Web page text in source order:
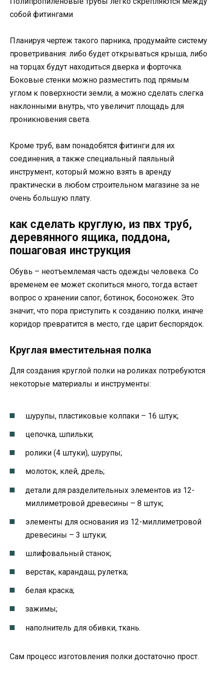
собой фитингами
Планируя чертеж такого парника, продумайте систему
проветривания: либо будет открываться крыша, либо
на торцах будут находиться дверка и форточка.
Боковые стенки можно разместить под прямым
углом к поверхности земли, а можно сделать слегка
наклонными внутрь, что увеличит площадь для
проникновения света.
Кроме труб, вам понадобятся фитинги для их
соединения, а также специальный паяльный
инструмент, который можно взять в аренду
практически в любом строительном магазине за не
очень большую плату.
как сделать круглую, из пвх труб,
деревянного ящика, поддона,
пошаговая инструкция
Обувь – неотъемлемая часть одежды человека. Со
временем ее может скопиться много, тогда встает
вопрос о хранении сапог, ботинок, босоножек. Это
значит, что пора приступить к созданию полки, иначе
коридор превратится в место, где царит беспорядок.
Круглая вместительная полка
Для создания круглой полки на роликах потребуются
некоторые материалы и инструменты:
шурупы, пластиковые колпаки – 16 штук;
цепочка, шпильки;
ролики (4 штуки), шурупы;
молоток, клей, дрель;
детали для разделительных элементов из 12-
миллиметровой древесины – 8 штук;
элементы для основания из 12-миллиметровой
древесины – 3 штуки;
шлифовальный станок;
верстак, карандаш, рулетка;
белая краска;
зажимы;
наполнитель для обивки, ткань.
Сам процесс изготовления полки достаточно прост.